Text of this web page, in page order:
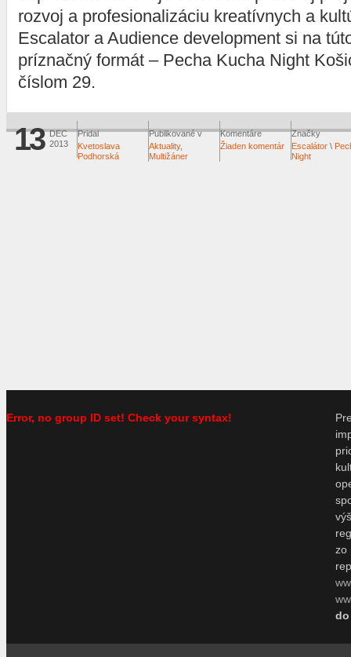
rozvoj a profesionalizáciu kreatívnych a
Escalator a Audience development si na
príznačný formát – Pecha Kucha Night
číslom 29.
13 DEC
2013
Pridal
Kvetoslava
Podhorská
Publikované v
Aktuality,
Multižáner
Komentáre
Žiaden komentár
Značky
Escalátor \
Night
Error, no group ID set! Check your syntax!